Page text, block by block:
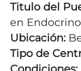
Titulo del
en
Ubicación:
Tipo de